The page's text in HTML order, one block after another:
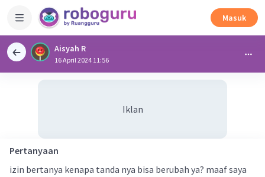
Masuk
Aisyah R
16 April 2024 11:56
Iklan
Pertanyaan
izin bertanya kenapa tanda nya bisa berubah ya? maaf saya